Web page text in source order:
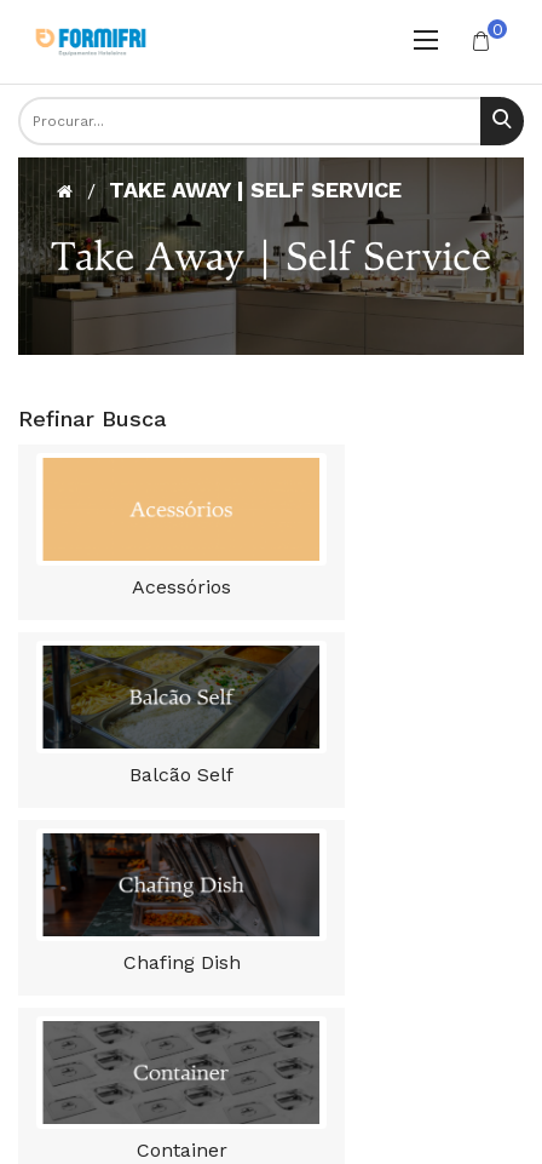
0
TAKE AWAY | SELF SERVICE
Refinar Busca
Acessórios
Balcão Self
Chafing Dish
Container